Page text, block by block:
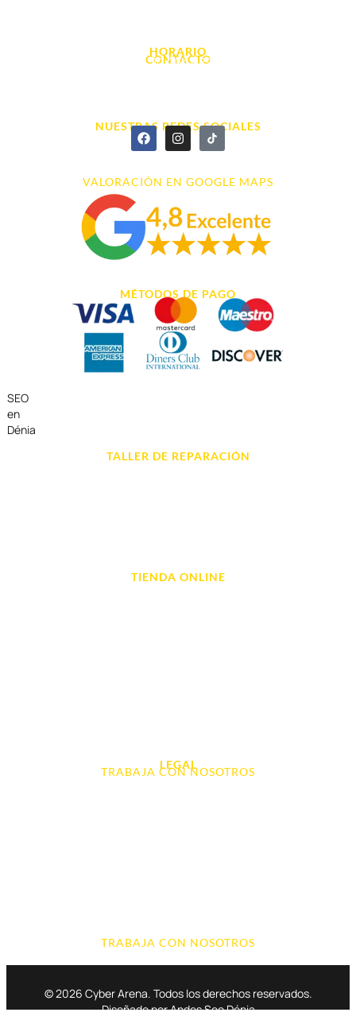
HORARIO
L. - S. 10:00h a 22:00h
CONTACTO
NUESTRAS REDES SOCIALES
VALORACIÓN EN GOOGLE MAPS
MÉTODOS DE PAGO
SEO
en
Dénia
TALLER DE REPARACIÓN
TIENDA ONLINE
LEGAL
TRABAJA CON NOSOTROS
TRABAJA CON NOSOTROS
© 2026 Cyber Arena. Todos los derechos reservados.
Diseñado por Andes Seo Dénia